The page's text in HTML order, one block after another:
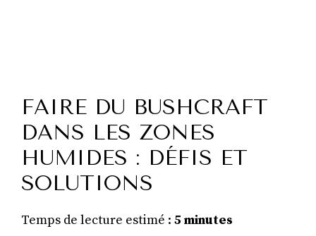
FAIRE DU BUSHCRAFT
DANS LES ZONES
HUMIDES : DÉFIS ET
SOLUTIONS
Temps de lecture estimé : 5 minutes